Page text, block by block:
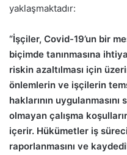
yaklaşmaktadır:
“İşçiler, Covid-19’un bir
biçimde tanınmasına
riskin azaltılması için
önlemlerin ve işçilerin
haklarının
olmayan çalışma
içerir. Hükümetler iş
raporlanmasını ve